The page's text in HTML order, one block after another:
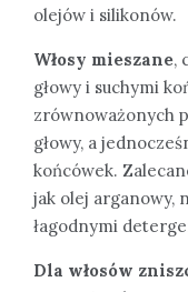
olejów i silikonów.
Włosy mieszane,
głowy i suchymi
zrównoważonych
głowy, a
końcówek.
jak olej arganowy,
łagodnymi
Dla włosów